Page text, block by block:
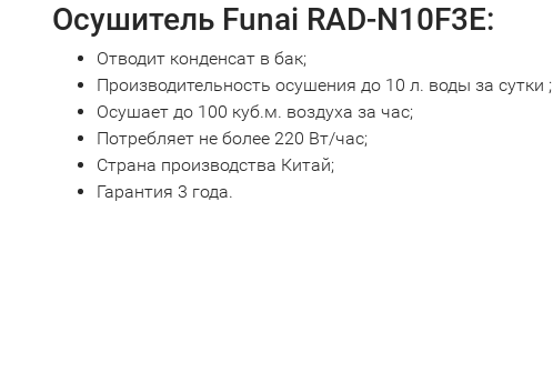
Осушитель Funai RAD-N10F3E:
Отводит конденсат в бак;
Производительность осушения до 10 л. воды за сутки ;
Осушает до 100 куб.м. воздуха за час;
Потребляет не более 220 Вт/час;
Страна производства Китай;
Гарантия 3 года.